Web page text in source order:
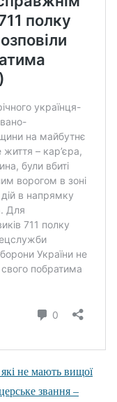
не мають вищої
звання –